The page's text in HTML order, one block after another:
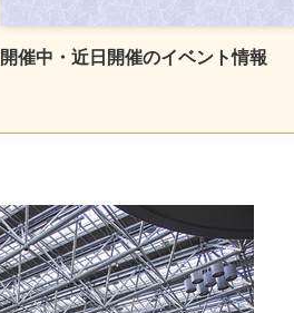
開催中・近日開催のイベント情報